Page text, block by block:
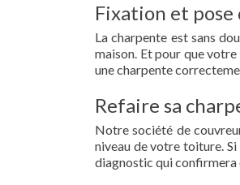
Fixation et
La charpente est sans
maison. Et pour que
une charpente
Refaire sa
Notre société de
niveau de votre toiture.
diagnostic qui confirmera